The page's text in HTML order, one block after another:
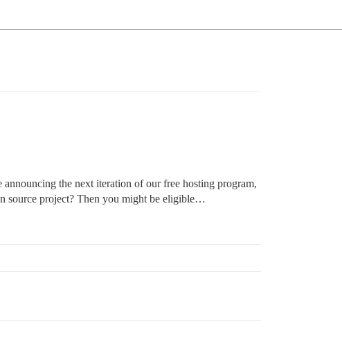
the next iteration of our free hosting program,
source project? Then you might be eligible…